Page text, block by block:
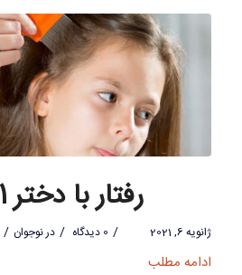
رفتار با دختر 11 ساله
ژانویه 6, 2021 / 0 دیدگاه / درنوجوان /
ادامه مطلب